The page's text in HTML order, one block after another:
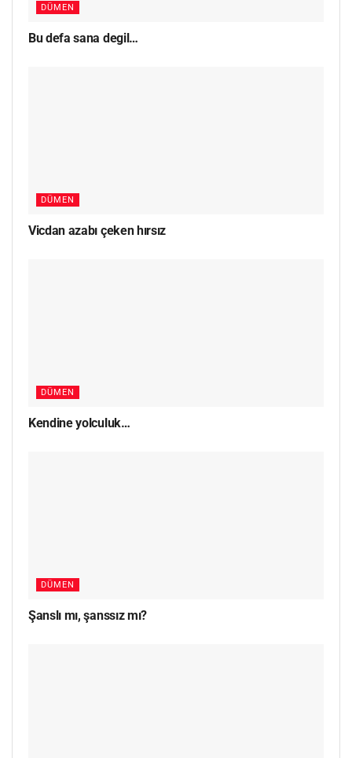
DÜMEN
Bu defa sana degil…
DÜMEN
Vicdan azabı çeken hırsız
DÜMEN
Kendine yolculuk…
DÜMEN
Şanslı mı, şanssız mı?